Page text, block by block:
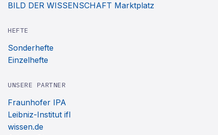
BILD DER WISSENSCHAFT Marktplatz
HEFTE
Sonderhefte
Einzelhefte
UNSERE PARTNER
Fraunhofer IPA
Leibniz-Institut ifl
wissen.de